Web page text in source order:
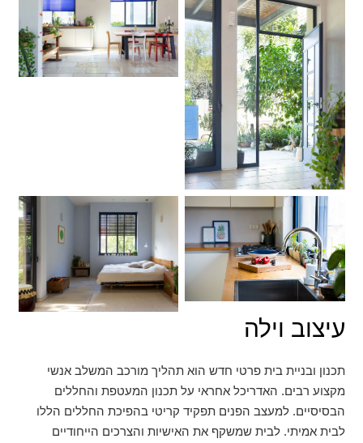
עיצוב וילה
תכנון ובניית בית פרטי חדש הוא תהליך מורכב המשלב אנשי
מקצוע רבים. האדריכל אחראי על תכנון המעטפת והחללים
הבסיסיים. למעצב הפנים תפקיד קריטי בהפיכת החללים הללו
לבית אמיתי. לבית שמשקף את האישיות והצרכים הייחודיים